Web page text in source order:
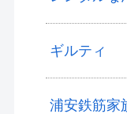
ギルティ
浦安鉄筋家